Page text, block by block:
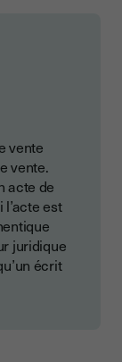
vente
vente.
acte de
est
juridique
écrit